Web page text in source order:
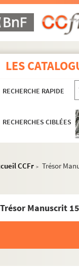
LES
RECHERCHE RAPIDE
RECHERCHES CIBLÉES
CCFr > Trésor
Trésor Manuscrit